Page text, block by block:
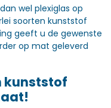
wel plexiglas op
soorten kunststof
geeft u de gewenste
op mat geleverd
kunststof